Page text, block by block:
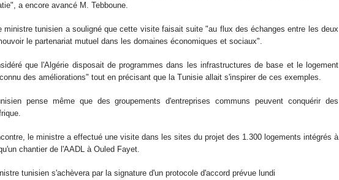
a encore avancé M. Tebboune.
ministre tunisien a souligné que cette visite faisait suite "au flux des échanges entre les deux
le partenariat mutuel dans les domaines économiques et sociaux".
que l'Algérie disposait de programmes dans les infrastructures de base et le logement
des améliorations" tout en précisant que la Tunisie allait s'inspirer de ces exemples.
pense même que des groupements d'entreprises communs peuvent conquérir des
le ministre a effectué une visite dans les sites du projet des 1.300 logements intégrés à
chantier de l'AADL à Ouled Fayet.
tunisien s'achèvera par la signature d'un protocole d'accord prévue lundi